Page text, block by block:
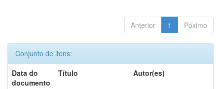
Anterior 1 Póximo
Conjunto de itens:
Data do
documento
Título Autor(es)